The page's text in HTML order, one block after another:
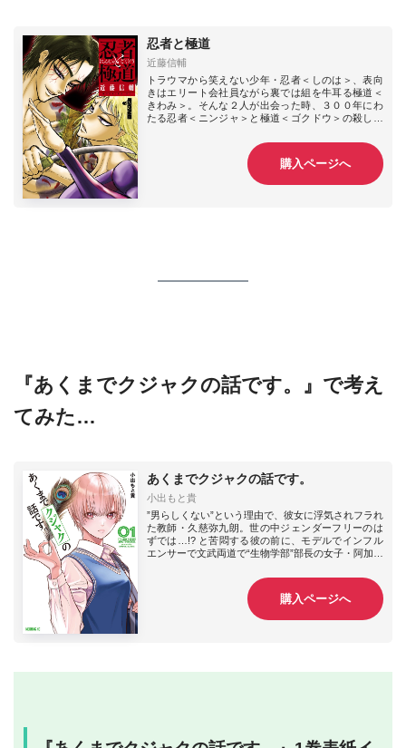
忍者と極道
近藤信輔
トラウマから笑えない少年・忍者＜しのは＞、表向
きはエリート会社員ながら裏では組を牛耳る極道＜
きわみ＞。そんな２人が出会った時、３００年にわ
たる忍者＜ニンジャ＞と極道＜ゴクドウ＞の殺し合
情熱と哀切に彩られた命のやり取り。決めようか…
忍者と極道、どちらが生きるかくたばるか！
購入ページへ
『あくまでクジャクの話です。』で考え
てみた…
あくまでクジャクの話です。
小出もと貴
”男らしくない”という理由で、彼女に浮気されフラれ
た教師・久慈弥九朗。世の中ジェンダーフリーのは
ずでは…!? と苦悶する彼の前に、モデルでインフル
エンサーで文武両道で“生物学部”部長の女子・阿加埜
て、なぜ結局「男らしさ」がモテるために必要なの
か、クジャクの派手な羽を例に“生物学的”な説明を始
める…！ 身も蓋もない残酷な真実を突き付けまく
購入ページへ